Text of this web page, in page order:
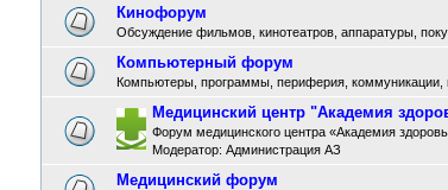
Кинофорум
Обсуждение фильмов, кинотеатров, аппаратуры,
Компьютерный форум
Компьютеры, программы, периферия, коммуникации,
Медицинский центр "Академия
Форум медицинского центра «Академия
Модератор: Администрация АЗ
Медицинский форум